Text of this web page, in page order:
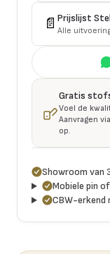
📄 Prijslijst
Alle
Gratis
Voel de
Aanvragen
op.
Showroom van
Mobiele pin
CBW-erkend